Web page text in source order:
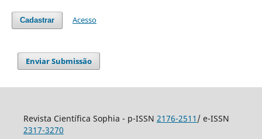
Cadastrar Acesso
Enviar Submissão
Revista Científica Sophia - p-ISSN 2176-2511 / e-ISSN
2317-3270